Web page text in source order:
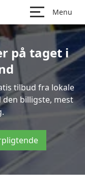
Menu
på taget i
tilbud fra lokale
billigste, mest